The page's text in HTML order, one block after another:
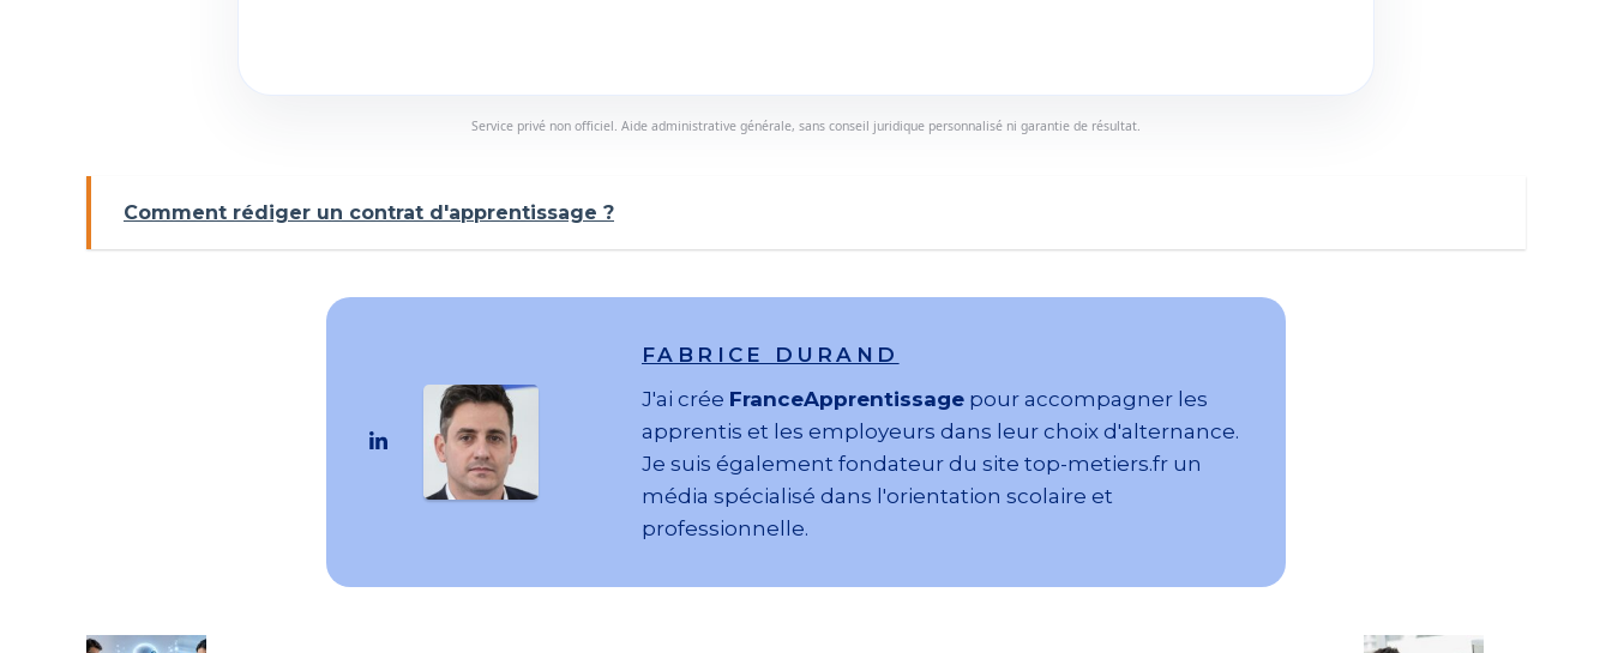
Service privé non officiel. Aide administrative générale, sans conseil juridique personnalisé ni garantie de résultat.
Comment rédiger un contrat d'apprentissage ?
FABRICE DURAND
J'ai crée FranceApprentissagepour accompagner les
apprentis et les employeurs dans leur choix d'alternance.
Je suis également fondateur du site top-metiers.fr un
média spécialisé dans l'orientation scolaire et
professionnelle.